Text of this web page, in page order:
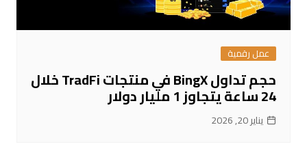
عمل رقمية
حجم تداول BingX في منتجات TradFi خلال
24 ساعة يتجاوز 1 مليار دولار
يناير 20, 2026